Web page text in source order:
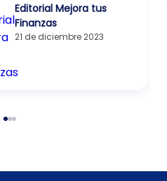
Editorial Mejora tus
Finanzas
21 de diciembre 2023